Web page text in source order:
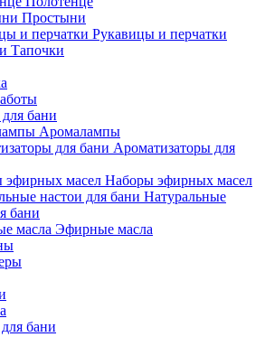
Простыни
Рукавицы и перчатки
Тапочки
бани
Аромалампы
Ароматизаторы для
Наборы эфирных масел
Натуральные
бани
Эфирные масла
бани